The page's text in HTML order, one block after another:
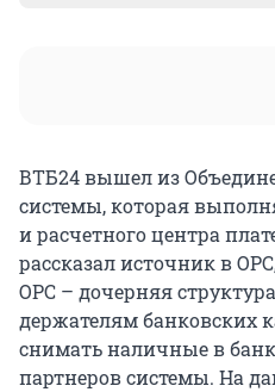
ВТБ24 вышел из
системы, которая
и расчетного центра
рассказал источник в
ОРС – дочерняя
держателям банковских
снимать наличные в
партнеров системы. На